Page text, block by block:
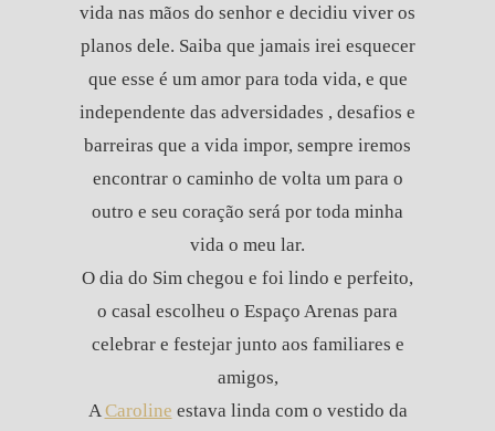
vida nas mãos do senhor e decidiu viver os
planos dele. Saiba que jamais irei esquecer
que esse é um amor para toda vida, e que
independente das adversidades , desafios e
barreiras que a vida impor, sempre iremos
encontrar o caminho de volta um para o
outro e seu coração será por toda minha
vida o meu lar.
O dia do Sim chegou e foi lindo e perfeito,
o casal escolheu o Espaço Arenas para
celebrar e festejar junto aos familiares e
amigos,
A Caroline estava linda com o vestido da